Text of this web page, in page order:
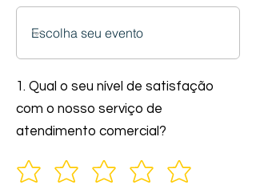
1. Qual o seu nível de satisfação
com o nosso serviço de
atendimento comercial?